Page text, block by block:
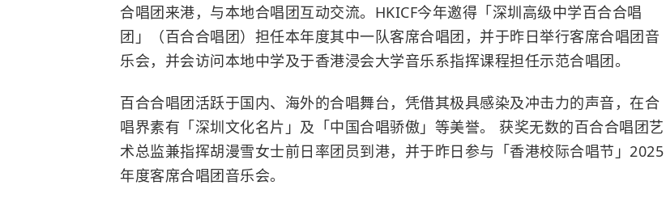
合唱团来港，与本地合唱团互动交流。HKICF今年邀得「深圳高级中学百合合唱
团」（百合合唱团）担任本年度其中一队客席合唱团，并于昨日举行客席合唱团音
乐会，并会访问本地中学及于香港浸会大学音乐系指挥课程担任示范合唱团。
百合合唱团活跃于国内、海外的合唱舞台，凭借其极具感染及冲击力的声音，在合
唱界素有「深圳文化名片」及「中国合唱骄傲」等美誉。 获奖无数的百合合唱团艺
术总监兼指挥胡漫雪女士前日率团员到港，并于昨日参与「香港校际合唱节」2025
年度客席合唱团音乐会。